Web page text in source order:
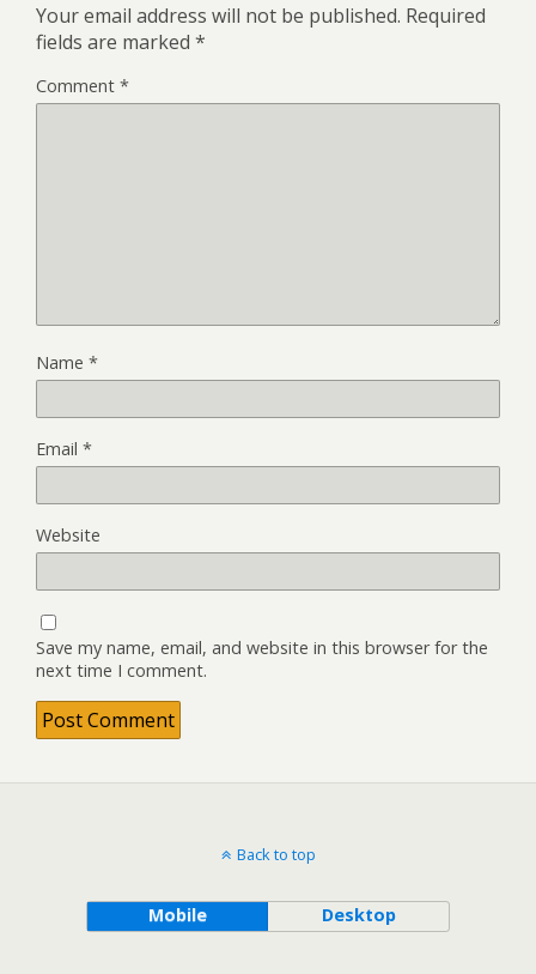
Your email address will not be published. Required
fields are marked *
Comment *
Name *
Email *
Website
Save my name, email, and website in this browser for the
next time I comment.
Back to top
Mobile Desktop